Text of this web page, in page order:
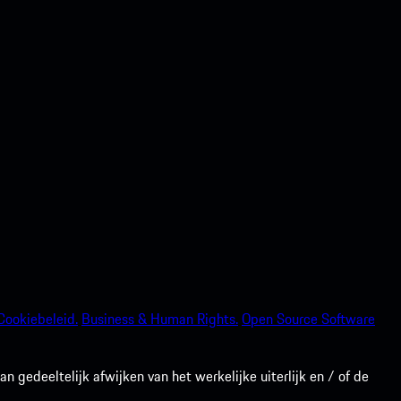
Business & Human Rights.Open Source Software
gedeeltelijk afwijken van het werkelijke uiterlijk en / of de